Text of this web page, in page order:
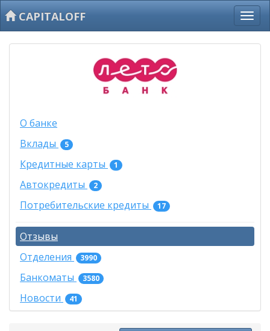
CAPITALOFF
О банке
Вклады
5
Кредитные карты 1
Автокредиты 2
Потребительские кредиты 17
Отзывы
Отделения
3990
Банкоматы 3580
Новости 41